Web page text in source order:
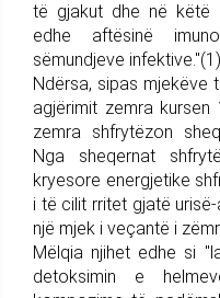
të gjakut dhe në këtë
edhe aftësinë
sëmundjeve infektive."(1)
Ndërsa, sipas mjekëve
agjërimit zemra
zemra shfrytëzon
Nga sheqernat
kryesore energjetike
i të cilit rritet gjatë
një mjek i veçantë i
Mëlqia njihet edhe si
detoksimin e